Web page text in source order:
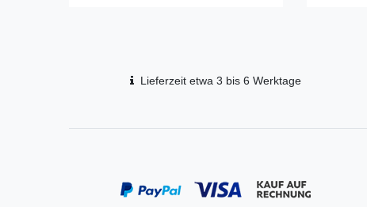
Lieferzeit etwa 3 bis 6 Werktage